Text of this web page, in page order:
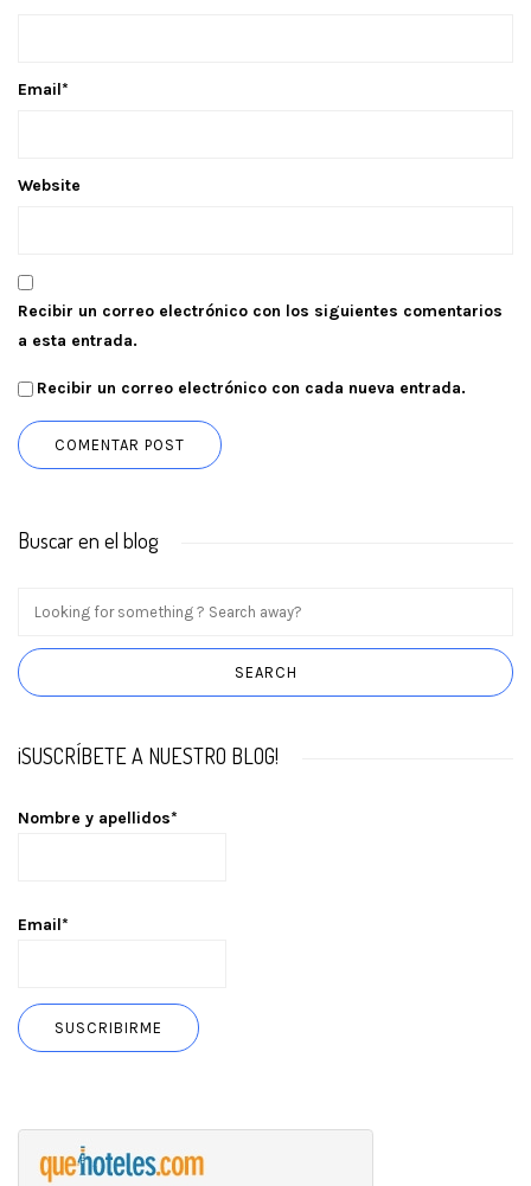
Email*
Website
Recibir un correo electrónico con los siguientes comentarios
a esta entrada.
Recibir un correo electrónico con cada nueva entrada.
Buscar en el blog
¡SUSCRÍBETE A NUESTRO BLOG!
Nombre y apellidos*
Email*